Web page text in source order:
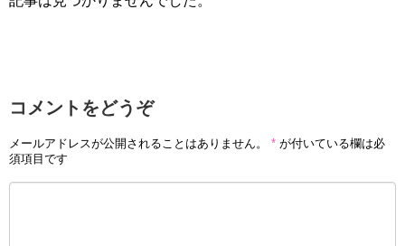
コメントをどうぞ
メールアドレスが公開されることはありません。 * が付いている欄は必
須項目です